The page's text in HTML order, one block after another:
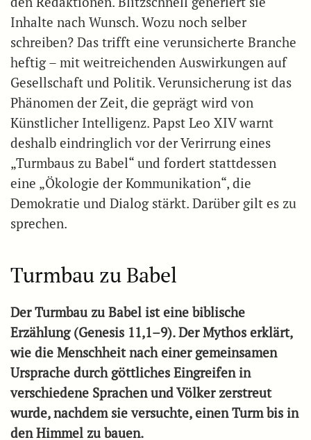
Inhalte nach Wunsch. Wozu noch selber
schreiben? Das trifft eine verunsicherte Branche
heftig – mit weitreichenden Auswirkungen auf
Gesellschaft und Politik. Verunsicherung ist das
Phänomen der Zeit, die geprägt wird von
Künstlicher Intelligenz. Papst Leo XIV warnt
deshalb eindringlich vor der Verirrung eines
„Turmbaus zu Babel“ und fordert stattdessen
eine „Ökologie der Kommunikation“, die
Demokratie und Dialog stärkt. Darüber gilt es zu
sprechen.
Turmbau zu Babel
Der Turmbau zu Babel ist eine biblische
Erzählung (Genesis 11,1–9). Der Mythos erklärt,
wie die Menschheit nach einer gemeinsamen
Ursprache durch göttliches Eingreifen in
verschiedene Sprachen und Völker zerstreut
wurde, nachdem sie versuchte, einen Turm bis in
den Himmel zu bauen.